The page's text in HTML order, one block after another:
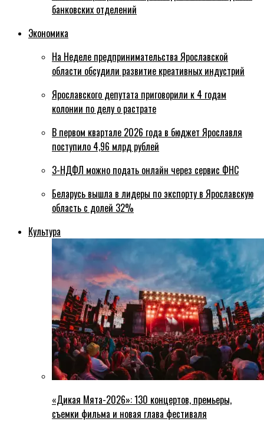
банковских отделений
Экономика
На Неделе предпринимательства Ярославской
области обсудили развитие креативных индустрий
Ярославского депутата приговорили к 4 годам
колонии по делу о растрате
В первом квартале 2026 года в бюджет Ярославля
поступило 4,96 млрд рублей
3-НДФЛ можно подать онлайн через сервис ФНС
Беларусь вышла в лидеры по экспорту в Ярославскую
область с долей 32%
Культура
«Дикая Мята-2026»: 130 концертов, премьеры,
съемки фильма и новая глава фестиваля